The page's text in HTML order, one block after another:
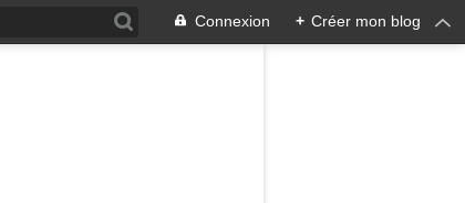
Connexion + Créer mon blog